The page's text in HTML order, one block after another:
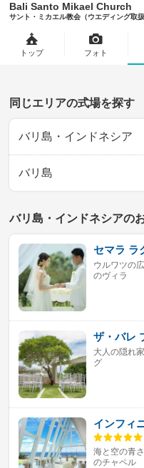
Bali Santo Mikael Church
サント・ミカエル教会（ウエディング取扱
トップ フォト
同じエリアの式場を探す
バリ島・インドネシア
バリ島
バリ島・インドネシアの
セマラ ラ
ウルワツの
のヴィラ
ザ・バレ
大人の隠れ
グ
インフィ
海と空の青
のチャペル